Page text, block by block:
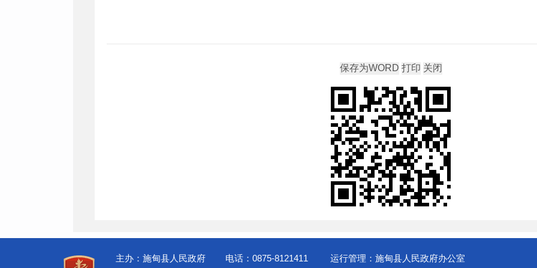
主办：施甸县人民政府 电话：0875-8121411 运行管理：施甸县人民政府办公室